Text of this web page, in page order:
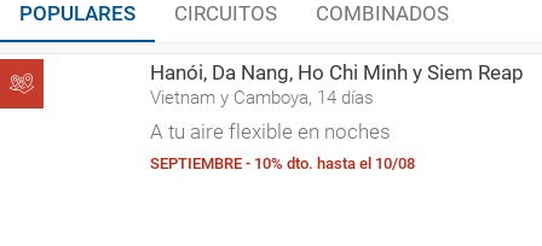
POPULARES CIRCUITOS COMBINADOS
Hanói, Da Nang, Ho Chi Minh y Siem Reap
Vietnam y Camboya, 14 días
A tu aire flexible en noches
SEPTIEMBRE - 10% dto. hasta el 10/08